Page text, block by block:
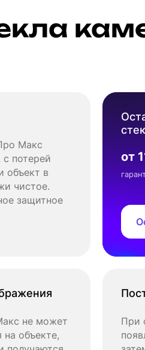
Макс
потерей
объект в
чистое.
защитное
от
не может
на объекте,
При